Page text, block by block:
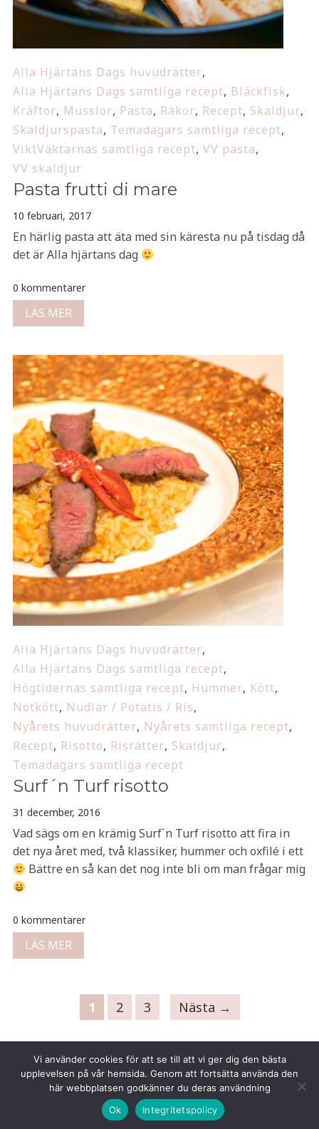
Alla Hjärtans Dags huvudrätter,
Alla Hjärtans Dags samtliga recept, Bläckfisk,
Kräftor, Musslor, Pasta, Räkor, Recept, Skaldjur,
Skaldjurspasta, Temadagars samtliga recept,
ViktVäktarnas samtliga recept, VV pasta,
VV skaldjur
Pasta frutti di mare
10 februari, 2017
En härlig pasta att äta med sin käresta nu på tisdag då
det är Alla hjärtans dag
0 kommentarer
LÄS MER
Alla Hjärtans Dags huvudrätter,
Alla Hjärtans Dags samtliga recept,
Högtidernas samtliga recept, Hummer, Kött,
Nötkött, Nudlar / Potatis / Ris,
Nyårets huvudrätter, Nyårets samtliga recept,
Recept, Risotto, Risrätter, Skaldjur,
Temadagars samtliga recept
Surf´n Turf risotto
31 december, 2016
Vad sägs om en krämig Surf´n Turf risotto att fira in
det nya året med, två klassiker, hummer och oxfilé i ett
Bättre en så kan det nog inte bli om man frågar mig
0 kommentarer
LÄS MER
1 2 3 Nästa →
Copyright © 2026 Tina Gustafsson
Vi använder cookies för att se till att vi ger dig den bästa
upplevelsen på vår hemsida. Genom att fortsätta använda den
här webbplatsen godkänner du deras användning
Ok
Integritetspolicy